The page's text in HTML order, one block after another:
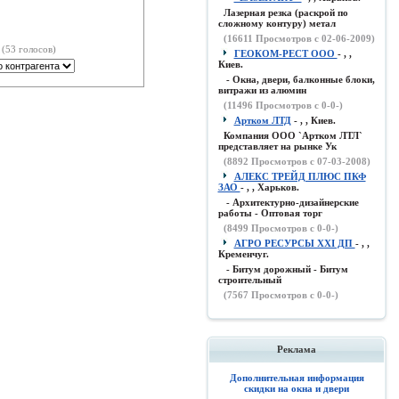
(53 голосов)
Лазерная резка (раскрой по
сложному контуру) метал
(16611 Просмотров с 02-06-2009)
ГЕОКОМ-РЕСТ ООО - , ,
Киев.
- Окна, двери, балконные блоки,
витражи из алюмин
(11496 Просмотров с 0-0-)
Артком ЛТД- , , Киев.
Компания ООО `Артком ЛТЛ`
представляет на рынке Ук
(8892 Просмотров с 07-03-2008)
АЛЕКС ТРЕЙД ПЛЮС ПКФ
ЗАО - , , Харьков.
- Архитектурно-дизайнерские
работы - Оптовая торг
(8499 Просмотров с 0-0-)
АГРО РЕСУРСЫ XXI ДП - , ,
Кременчуг.
- Битум дорожный - Битум
строительный
(7567 Просмотров с 0-0-)
Реклама
Дополнительная информация
скидки на окна и двери